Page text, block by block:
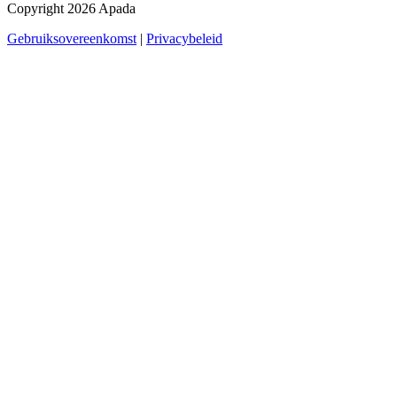
Copyright 2026 Apada
Gebruiksovereenkomst | Privacybeleid